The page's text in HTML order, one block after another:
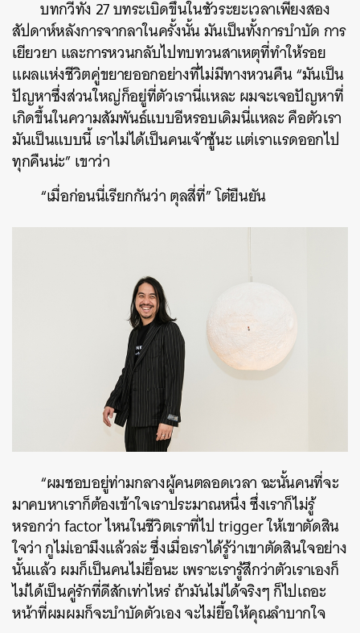
บทกวีทั้ง 27 บทระเบิดขึ้นในชั่วระยะเวลาเพียงสอง
สัปดาห์หลังการจากลาในครั้งนั้น มันเป็นทั้งการบำบัด การ
เยียวยา และการหวนกลับไปทบทวนสาเหตุที่ทำให้รอย
แผลแห่งชีวิตคู่ขยายออกอย่างที่ไม่มีทางหวนคืน “มันเป็น
ปัญหาซึ่งส่วนใหญ่ก็อยู่ที่ตัวเรานี่แหละ ผมจะเจอปัญหาที่
เกิดขึ้นในความสัมพันธ์แบบอีหรอบเดิมนี่แหละ คือตัวเรา
มันเป็นแบบนี้ เราไม่ได้เป็นคนเจ้าชู้นะ แต่เราแรดออกไป
ทุกคืนน่ะ” เขาว่า
“เมื่อก่อนนี่เรียกกันว่า ตุลสี่ที่” โต๋ยืนยัน
“ผมชอบอยู่ท่ามกลางผู้คนตลอดเวลา ฉะนั้นคนที่จะ
มาคบหาเราก็ต้องเข้าใจเราประมาณหนึ่ง ซึ่งเราก็ไม่รู้
หรอกว่า factor ไหนในชีวิตเราที่ไป trigger ให้เขาตัดสิน
ใจว่า กูไม่เอามึงแล้วล่ะ ซึ่งเมื่อเราได้รู้ว่าเขาตัดสินใจอย่าง
นั้นแล้ว ผมก็เป็นคนไม่ยื้อนะ เพราะเรารู้สึกว่าตัวเราเองก็
ไม่ได้เป็นคู่รักที่ดีสักเท่าไหร่ ถ้ามันไม่ได้จริงๆ ก็ไปเถอะ
หน้าที่ผมผมก็จะบำบัดตัวเอง จะไม่ยื้อให้คุณลำบากใจ